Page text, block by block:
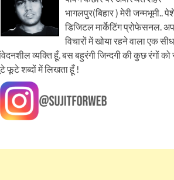
भागलपुर(बिहार ) मेरी जन्मभूमी..
डिजिटल मार्केटिंग प्रोफेसनल.
विचारों में खोया रहने वाला एक
व्यक्ति हूँ. बस बहुरंगी जिन्दगी की कुछ रंगों
फूटे शब्दों में लिखता हूँ !